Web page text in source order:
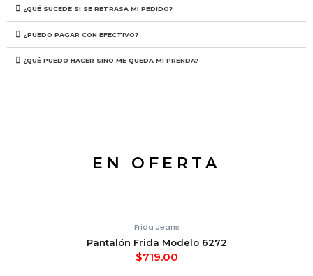
¿QUÉ SUCEDE SI SE RETRASA MI PEDIDO?
¿PUEDO PAGAR CON EFECTIVO?
¿QUÉ PUEDO HACER SINO ME QUEDA MI PRENDA?
EN OFERTA
Frida Jeans
Pantalón Frida Modelo 6272
$719.00